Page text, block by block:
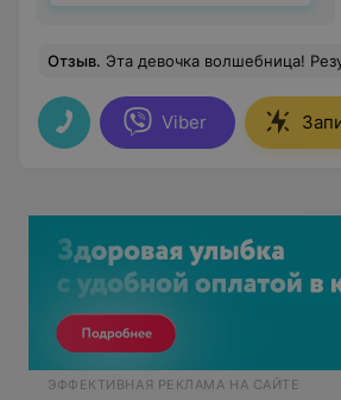
Отзыв. Эта девочка волшебница!
Viber
ЭФФЕКТИВНАЯ РЕКЛАМА НА САЙТЕ